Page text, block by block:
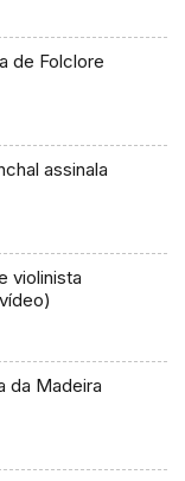
de Folclore
assinala
violinista
da Madeira